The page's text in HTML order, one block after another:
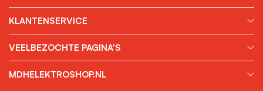
KLANTENSERVICE
VEELBEZOCHTE PAGINA'S
MDHELEKTROSHOP.NL